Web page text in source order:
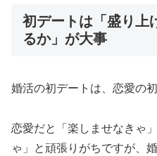
初デートは「盛り上
るか」が大事
婚活の初デートは、恋愛の
恋愛だと「楽しませなきゃ
ゃ」と頑張りがちですが、